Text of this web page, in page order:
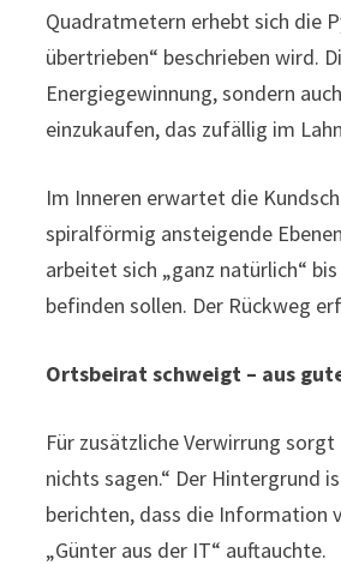
Quadratmetern erhebt sich die
übertrieben“ beschrieben wird.
Energiegewinnung, sondern
einzukaufen, das zufällig im
Im Inneren erwartet die
spiralförmig ansteigende
arbeitet sich „ganz natürlich“
befinden sollen. Der Rückweg
Ortsbeirat schweigt – aus
Für zusätzliche Verwirrung
nichts sagen.“ Der Hintergrund
berichten, dass die Information
„Günter aus der IT“ auftauchte.